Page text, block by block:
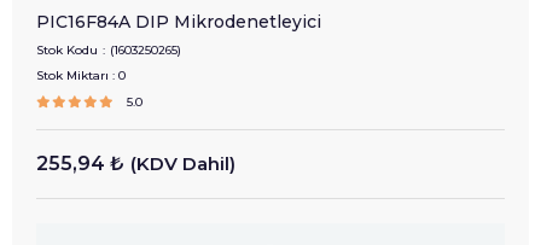
PIC16F84A DIP Mikrodenetleyici
Stok Kodu
(1603250265)
Stok Miktarı : 0
5.0
255,94 ₺ (KDV Dahil)